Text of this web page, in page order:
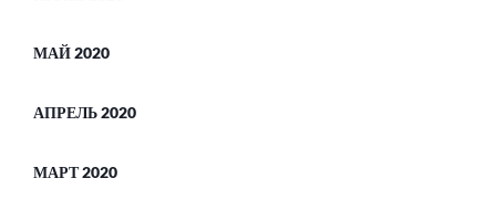
МАЙ 2020
АПРЕЛЬ 2020
МАРТ 2020